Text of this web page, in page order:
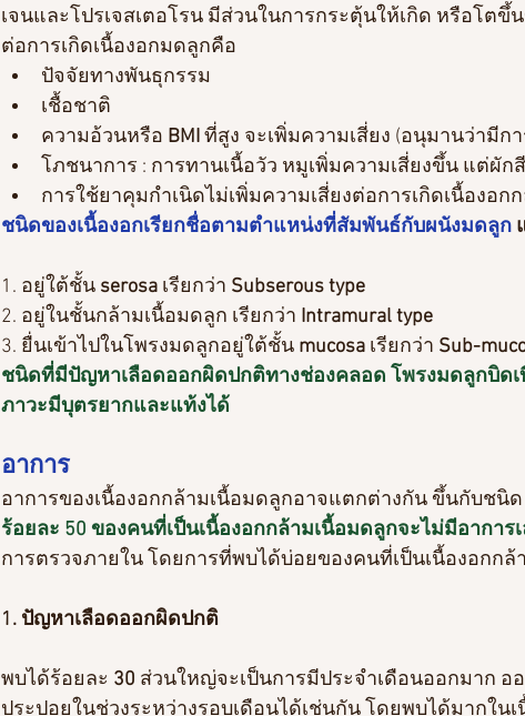
เจนและโปรเจสเตอโรน มีส่วนในการกระตุ้นให้เกิด หรือโต
ต่อการเกิดเนื้องอกมดลูกคือ
ปัจจัยทางพันธุกรรม
เชื้อชาติ
ความอ้วนหรือ BMI ที่สูง จะเพิ่มความเสี่ยง (อนุมานว่ามีก
โภชนาการ : การทานเนื้อวัว หมูเพิ่มความเสี่ยงขึ้น แต่ผัก
การใช้ยาคุมกำเนิดไม่เพิ่มความเสี่ยงต่อการเกิดเนื้องอก
ชนิดของเนื้องอกเรียกชื่อตามตำแหน่งที่สัมพันธ์กับผนังมดลูก
1. อยู่ใต้ชั้น serosa เรียกว่า Subserous type
2. อยู่ในชั้นกล้ามเนื้อมดลูก เรียกว่า Intramural type
3. ยื่นเข้าไปในโพรงมดลูกอยู่ใต้ชั้น mucosa เรียกว่า Sub-
ชนิดที่มีปัญหาเลือดออกผิดปกติทางช่องคลอด โพรงมดลูกบิดเ
ภาวะมีบุตรยากและแท้งได้
อาการ
อาการของเนื้องอกกล้ามเนื้อมดลูกอาจแตกต่างกัน ขึ้นกับชนิ
ร้อยละ 50 ของคนที่เป็นเนื้องอกกล้ามเนื้อมดลูกจะไม่มีอาการ
การตรวจภายใน โดยการที่พบได้บ่อยของคนที่เป็นเนื้องอกกล้
1. ปัญหาเลือดออกผิดปกติ
พบได้ร้อยละ 30 ส่วนใหญ่จะเป็นการมีประจำเดือนออกมาก
ประปอยในช่วงระหว่างรอบเดือนได้เช่นกัน โดยพบได้มากใน